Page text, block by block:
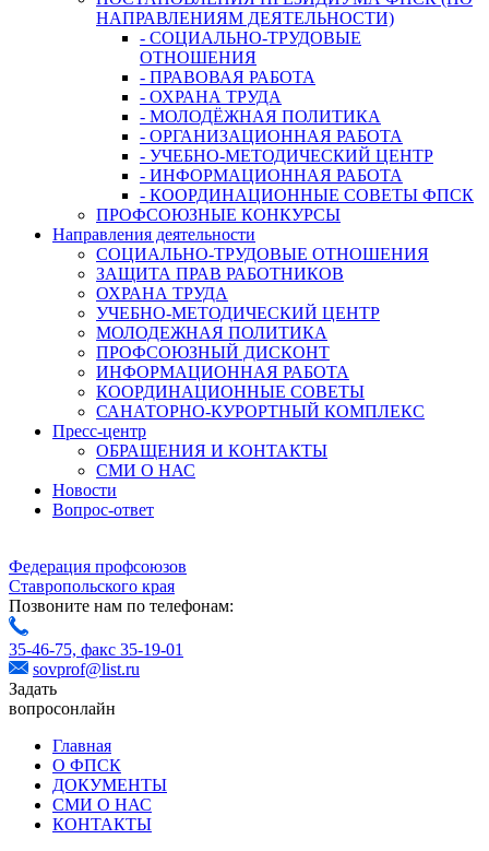
НАПРАВЛЕНИЯМ ДЕЯТЕЛЬНОСТИ)
- СОЦИАЛЬНО-ТРУДОВЫЕ
ОТНОШЕНИЯ
- ПРАВОВАЯ РАБОТА
- ОХРАНА ТРУДА
- МОЛОДЁЖНАЯ ПОЛИТИКА
- ОРГАНИЗАЦИОННАЯ РАБОТА
- УЧЕБНО-МЕТОДИЧЕСКИЙ ЦЕНТР
- ИНФОРМАЦИОННАЯ РАБОТА
- КООРДИНАЦИОННЫЕ СОВЕТЫ ФПСК
ПРОФСОЮЗНЫЕ КОНКУРСЫ
Направления деятельности
СОЦИАЛЬНО-ТРУДОВЫЕ ОТНОШЕНИЯ
ЗАЩИТА ПРАВ РАБОТНИКОВ
ОХРАНА ТРУДА
УЧЕБНО-МЕТОДИЧЕСКИЙ ЦЕНТР
МОЛОДЕЖНАЯ ПОЛИТИКА
ПРОФСОЮЗНЫЙ ДИСКОНТ
ИНФОРМАЦИОННАЯ РАБОТА
КООРДИНАЦИОННЫЕ СОВЕТЫ
САНАТОРНО-КУРОРТНЫЙ КОМПЛЕКС
Пресс-центр
ОБРАЩЕНИЯ И КОНТАКТЫ
СМИ О НАС
Новости
Вопрос-ответ
Федерация профсоюзов
Ставропольского края
Позвоните нам по телефонам:
35-46-75, факс 35-19-01
sovprof@list.ru
Задать
вопросонлайн
Главная
О ФПСК
ДОКУМЕНТЫ
СМИ О НАС
КОНТАКТЫ